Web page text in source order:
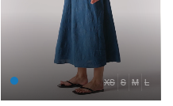
XS S M L